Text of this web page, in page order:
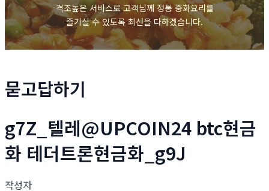
격조높은 서비스로 고객님께 정통 중화요리를
즐기실 수 있도록 최선을 다하겠습니다.
묻고답하기
g7Z_텔레@UPCOIN24 btc현금
화 테더트론현금화_g9J
작성자